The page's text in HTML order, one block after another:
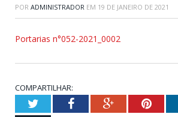
POR ADMINISTRADOR EM 19 DE JANEIRO DE 2021
Portarias n°052-2021_0002
COMPARTILHAR:
TwitterFacebookGoogle+